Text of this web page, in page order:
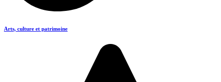
Arts, culture et patrimoine